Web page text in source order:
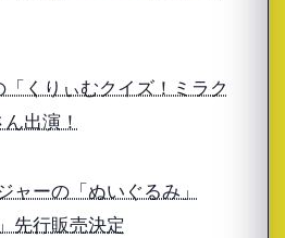
くりぃむクイズ！ミラク
出演！
ャーの「ぬいぐるみ」
先行販売決定